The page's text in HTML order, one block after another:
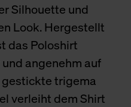
Silhouette und
Look. Hergestellt
das Poloshirt
angenehm auf
gestickte trigema
verleiht dem Shirt